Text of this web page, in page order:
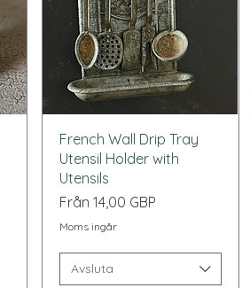
Snabbvisning
French Wall Drip Tray
Utensil Holder with
Utensils
Från14,00 GBP
Reapris
Moms ingår
Avsluta